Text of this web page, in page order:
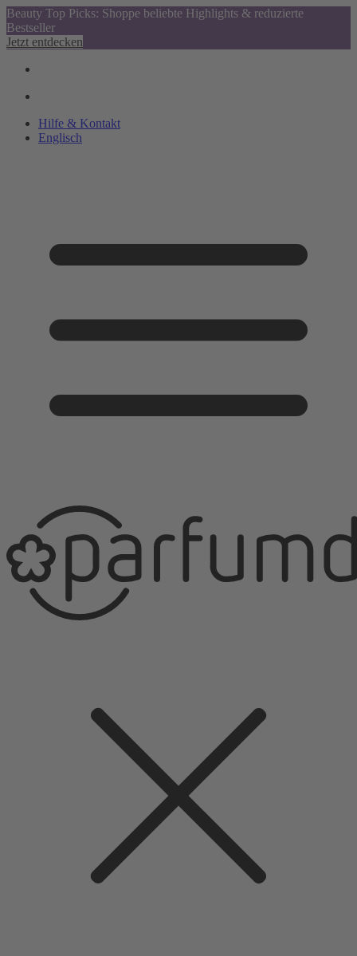
Beauty Top Picks: Shoppe beliebte Highlights & reduzierte
Bestseller
Jetzt entdecken
Hilfe & Kontakt
Englisch